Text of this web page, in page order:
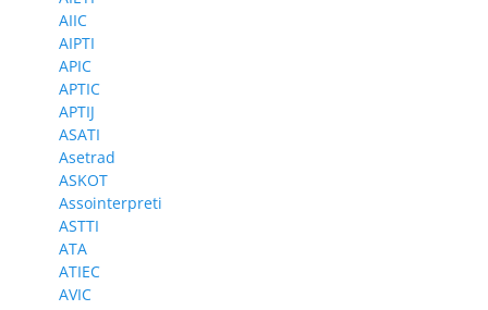
AIIC
AIPTI
APIC
APTIC
APTIJ
ASATI
Asetrad
ASKOT
Assointerpreti
ASTTI
ATA
ATIEC
AVIC